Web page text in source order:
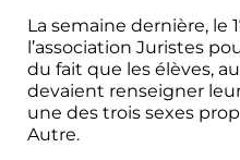
La semaine dernière, le 1
l’association Juristes
du fait que les élèves,
devaient renseigner
une des trois sexes
Autre.